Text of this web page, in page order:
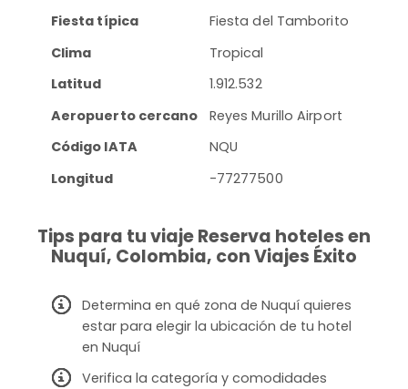
Fiesta típica
Fiesta del Tamborito
Clima
Tropical
Latitud
1.912.532
Aeropuerto cercano
Reyes Murillo Airport
Código IATA
NQU
Longitud
-77277500
Tips para tu viaje Reserva hoteles en
Nuquí, Colombia, con Viajes Éxito
Determina en qué zona de Nuquí quieres
estar para elegir la ubicación de tu hotel
en Nuquí
Verifica la categoría y comodidades